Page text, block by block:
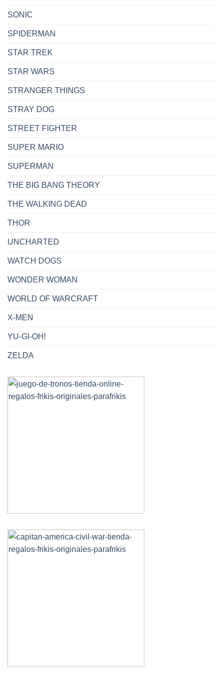
SONIC
SPIDERMAN
STAR TREK
STAR WARS
STRANGER THINGS
STRAY DOG
STREET FIGHTER
SUPER MARIO
SUPERMAN
THE BIG BANG THEORY
THE WALKING DEAD
THOR
UNCHARTED
WATCH DOGS
WONDER WOMAN
WORLD OF WARCRAFT
X-MEN
YU-GI-OH!
ZELDA